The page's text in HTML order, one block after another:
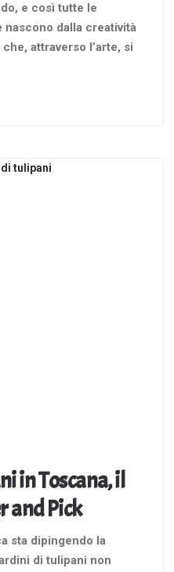
e così tutte le
dalla creatività
attraverso l’arte, si
che ha preso vita in
Indicatore, una
in Toscana, il
and Pick
sta dipingendo la
di tulipani non